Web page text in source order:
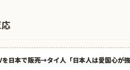
を日本で販売→タイ人「日本人は愛国心が